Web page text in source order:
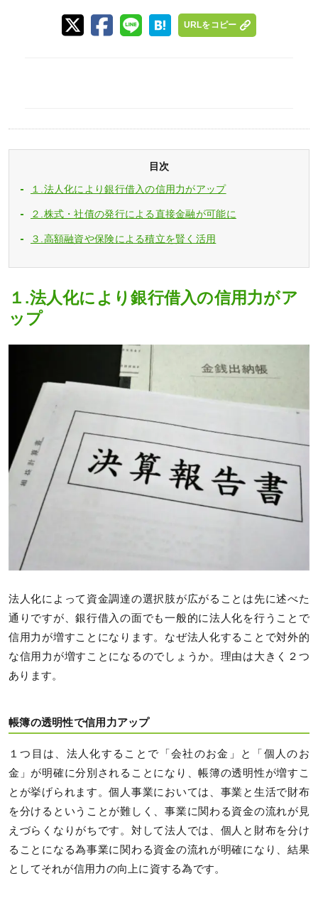
URLをコピー
目次
１.法人化により銀行借入の信用力がアップ
２.株式・社債の発行による直接金融が可能に
３.高額融資や保険による積立を賢く活用
１.法人化により銀行借入の信用力がア
ップ
法人化によって資金調達の選択肢が広がることは先に述べた
通りですが、銀行借入の面でも一般的に法人化を行うことで
信用力が増すことになります。なぜ法人化することで対外的
な信用力が増すことになるのでしょうか。理由は大きく２つ
あります。
帳簿の透明性で信用力アップ
１つ目は、法人化することで「会社のお金」と「個人のお
金」が明確に分別されることになり、帳簿の透明性が増すこ
とが挙げられます。個人事業においては、事業と生活で財布
を分けるということが難しく、事業に関わる資金の流れが見
えづらくなりがちです。対して法人では、個人と財布を分け
ることになる為事業に関わる資金の流れが明確になり、結果
としてそれが信用力の向上に資する為です。